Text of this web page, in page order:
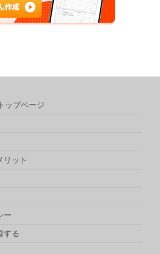
ップページ
リット
ー
する